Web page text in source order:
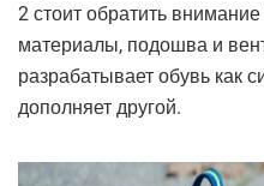
2 стоит обратить
материалы, подошва и
разрабатывает обувь как
дополняет другой.